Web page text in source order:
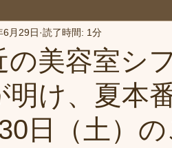
の美容室シ
明け、夏本
日（土）
6月29日 読了時間: 1分